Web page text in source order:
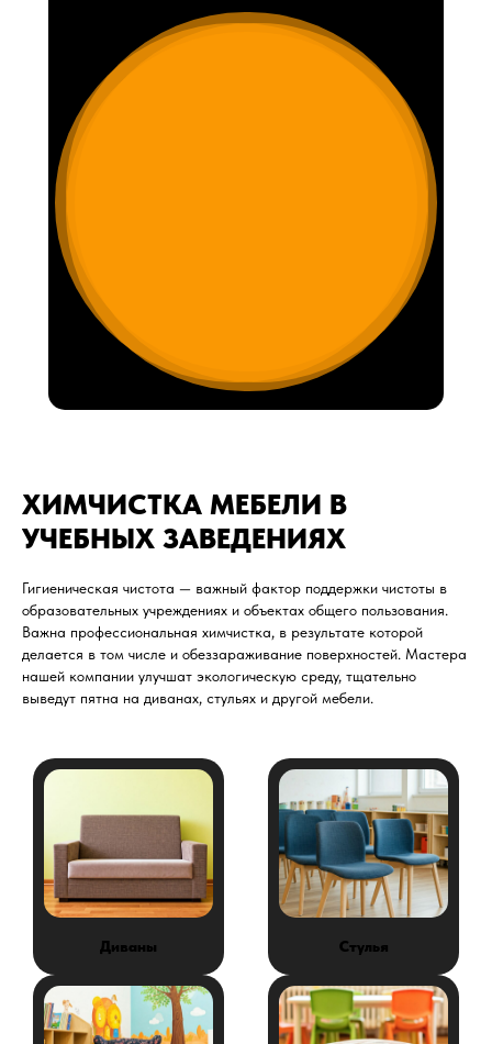
ХИМЧИСТКА МЕБЕЛИ В
УЧЕБНЫХ ЗАВЕДЕНИЯХ
Гигиеническая чистота — важный фактор поддержки чистоты в
образовательных учреждениях и объектах общего пользования.
Важна профессиональная химчистка, в результате которой
делается в том числе и обеззараживание поверхностей. Мастера
нашей компании улучшат экологическую среду, тщательно
выведут пятна на диванах, стульях и другой мебели.
Диваны Стулья